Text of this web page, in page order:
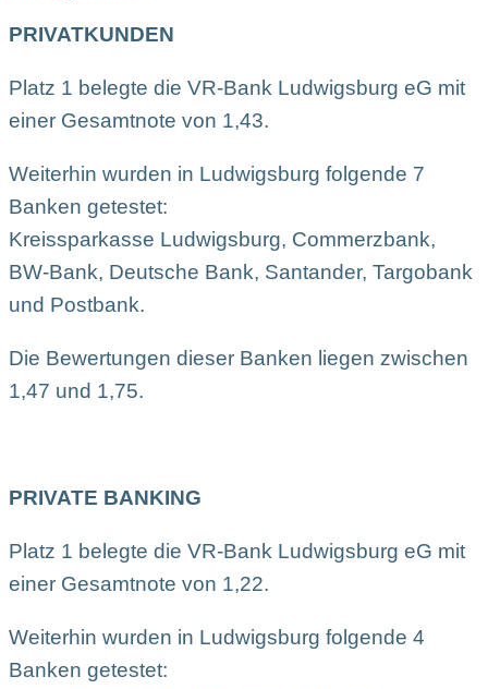
PRIVATKUNDEN
Platz 1 belegte die VR-Bank Ludwigsburg eG mit
einer Gesamtnote von 1,43.
Weiterhin wurden in Ludwigsburg folgende 7
Banken getestet:
Kreissparkasse Ludwigsburg, Commerzbank,
BW-Bank, Deutsche Bank, Santander, Targobank
und Postbank.
Die Bewertungen dieser Banken liegen zwischen
1,47 und 1,75.
PRIVATE BANKING
Platz 1 belegte die VR-Bank Ludwigsburg eG mit
einer Gesamtnote von 1,22.
Weiterhin wurden in Ludwigsburg folgende 4
Banken getestet: